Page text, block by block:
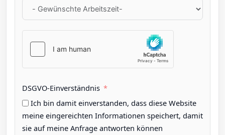
DSGVO-Einverständnis
Ich bin damit einverstanden, dass diese Website
meine eingereichten Informationen speichert, damit
sie auf meine Anfrage antworten können